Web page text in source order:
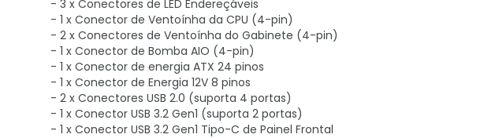
- 3 x Conectores de LED Endereçáveis
- 1 x Conector de Ventoínha da CPU (4-pin)
- 2 x Conectores de Ventoínha do Gabinete (4-pin)
- 1 x Conector de Bomba AIO (4-pin)
- 1 x Conector de energia ATX 24 pinos
- 1 x Conector de Energia 12V 8 pinos
- 2 x Conectores USB 2.0 (suporta 4 portas)
- 1 x Conector USB 3.2 Gen1 (suporta 2 portas)
- 1 x Conector USB 3.2 Gen1 Tipo-C de Painel Frontal